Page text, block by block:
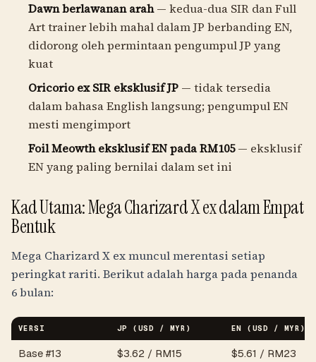
Dawn berlawanan arah— kedua-dua SIR dan Full
Art trainer lebih mahal dalam JP berbanding EN,
didorong oleh permintaan pengumpul JP yang
kuat
Oricorio ex SIR eksklusif JP — tidak tersedia
dalam bahasa English langsung; pengumpul EN
mesti mengimport
Foil Meowth eksklusif EN padaRM105— eksklusif
EN yang paling bernilai dalam set ini
Kad Utama: Mega Charizard X ex dalam Empat
Bentuk
Mega Charizard X ex muncul merentasi setiap
peringkat rariti. Berikut adalah harga pada penanda
6 bulan:
VERSI JP (USD / MYR) EN (USD / MYR)
Base #13 $3.62 / RM15 $5.61 / RM23